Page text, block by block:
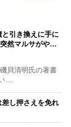
と引き換えに手に
然マルサがや…
貝清明氏の著書
…
し押さえを免れ